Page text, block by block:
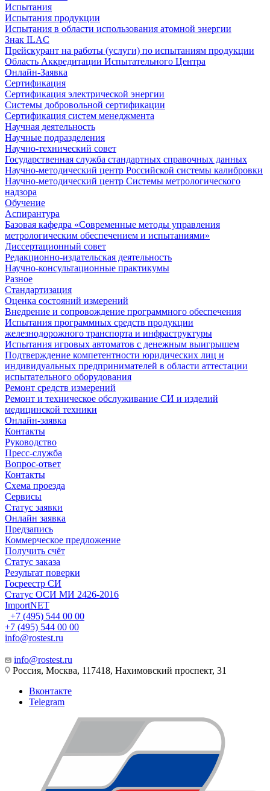
Испытания
Испытания продукции
Испытания в области использования атомной энергии
Знак ILAC
Прейскурант на работы (услуги) по испытаниям продукции
Область Аккредитации Испытательного Центра
Онлайн-Заявка
Сертификация
Сертификация электрической энергии
Системы добровольной сертификации
Сертификация систем менеджмента
Научная деятельность
Научные подразделения
Научно-технический совет
Государственная служба стандартных справочных данных
Научно-методический центр Российской системы калибровки
Научно-методический центр Системы метрологического
надзора
Обучение
Аспирантура
Базовая кафедра «Современные методы управления
метрологическим обеспечением и испытаниями»
Диссертационный совет
Редакционно-издательская деятельность
Научно-консультационные практикумы
Разное
Стандартизация
Оценка состояний измерений
Внедрение и сопровождение программного обеспечения
Испытания программных средств продукции
железнодорожного транспорта и инфраструктуры
Испытания игровых автоматов с денежным выигрышем
Подтверждение компетентности юридических лиц и
индивидуальных предпринимателей в области аттестации
испытательного оборудования
Ремонт средств измерений
Ремонт и техническое обслуживание СИ и изделий
медицинской техники
Онлайн-заявка
Контакты
Руководство
Пресс-служба
Вопрос-ответ
Контакты
Схема проезда
Сервисы
Статус заявки
Онлайн заявка
Предзапись
Коммерческое предложение
Получить счёт
Статус заказа
Результат поверки
Госреестр СИ
Статус ОСИ МИ 2426-2016
ImportNET
+7 (495) 544 00 00
+7 (495) 544 00 00
info@rostest.ru
info@rostest.ru
Россия, Москва, 117418, Нахимовский проспект, 31
Вконтакте
Telegram